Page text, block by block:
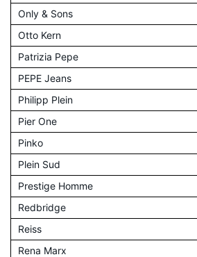
Only & Sons
Otto Kern
Patrizia Pepe
PEPE Jeans
Philipp Plein
Pier One
Pinko
Plein Sud
Prestige Homme
Redbridge
Reiss
Rena Marx